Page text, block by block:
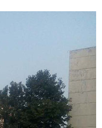
蒲城润亿新材料车棚膜结构工程